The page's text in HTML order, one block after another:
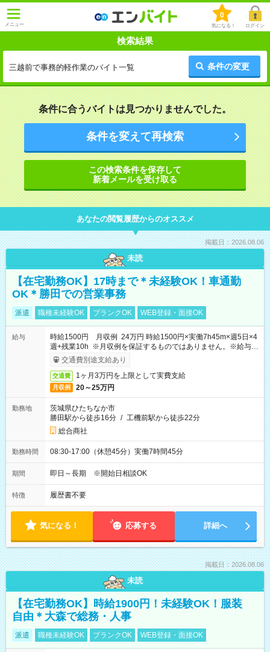
メニュー
0
気になる！ ログイン
検索結果
三越前で事務的軽作業のバイト一覧 条件の変更
条件に合うバイトは見つかりませんでした。
条件を変えて再検索
この検索条件を保存して
新着メールを受け取る
あなたの閲覧履歴からのオススメ
掲載日：2026.08.06
未読
【在宅勤務OK】17時まで＊未経験OK！車通勤
OK＊勝田での営業事務
派遣 職種未経験OK ブランクOK WEB登録・面接OK
給与
時給1500円 月収例 24万円 時給1500円×実働7h45m×週5日×4
週+残業10h ※月収例を保証するものではありません。※給与即
受取りサービス利用可（利用条件有）
交通費別途支給あり
交通費 1ヶ月3万円を上限として実費支給
月収例 20～25万円
勤務地
茨城県ひたちなか市
勝田駅から徒歩16分 / 工機前駅から徒歩22分
総合商社
勤務時間 08:30-17:00（休憩45分）実働7時間45分
期間 即日～長期 ※開始日相談OK
特徴 履歴書不要
気になる！ 応募する 詳細へ
掲載日：2026.08.06
未読
【在宅勤務OK】時給1900円！未経験OK！服装
自由＊大森で総務・人事
派遣 職種未経験OK ブランクOK WEB登録・面接OK